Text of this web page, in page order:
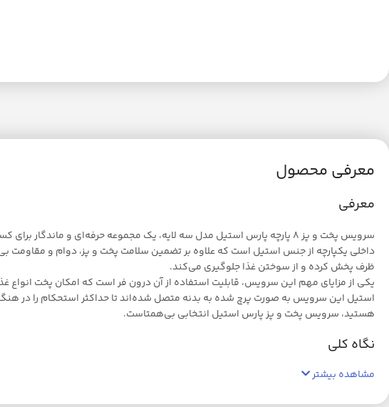
معرفی محصول
معرفی
سرویس پخت و پز 8 پارچه پارس استیل مدل سه لایه، یک مجموعه حرفه‌ای و
داخلی یکپارچه از جنس استیل است که علاوه بر تضمین سلامت پخت و پز، دوام و مقاومت
ظرف پخش کرده و از سوختن غذا جلوگیری می‌کند.
استیل این سرویس به صورت پرچ شده به بدنه متصل شده‌اند تا حداکثر استحکام را در هنگام
هستید، سرویس پخت و پز پارس استیل انتخابی بی‌همتاست.
نگاه کلی
مشاهده بیشتر